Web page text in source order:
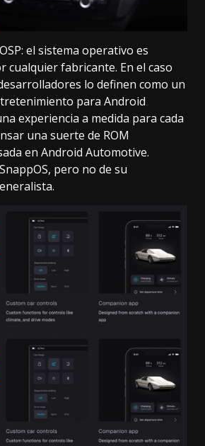
el sistema operativo es
cualquier fabricante. En el caso
lo definen como un
para Android
experiencia a medida para cada
una suerte de ROM
en Android Automotive.
pero no de su